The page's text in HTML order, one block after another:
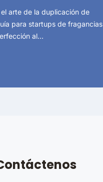
arte de la duplicación de
para startups de fragancias
al…